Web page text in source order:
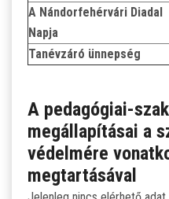
A Nándorfehérvári Diadal
Napja
Tanévzáró ünnepség
A pedagógiai-
megállapításai a
védelmére
megtartásával